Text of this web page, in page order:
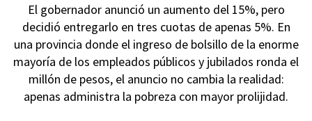
El gobernador anunció un aumento del 15%, pero
decidió entregarlo en tres cuotas de apenas 5%. En
una provincia donde el ingreso de bolsillo de la enorme
mayoría de los empleados públicos y jubilados ronda el
millón de pesos, el anuncio no cambia la realidad:
apenas administra la pobreza con mayor prolijidad.